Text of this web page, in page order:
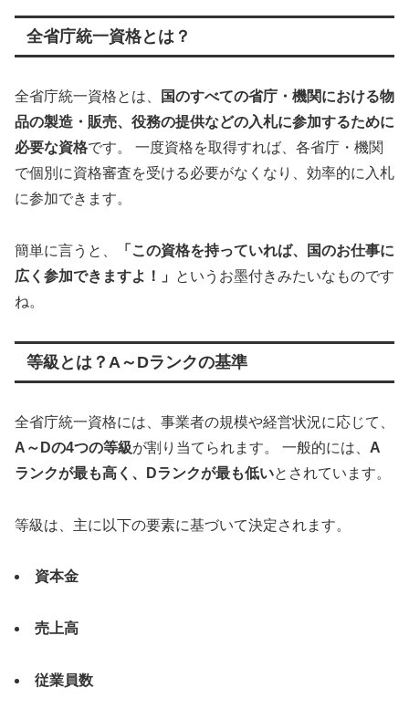
全省庁統一資格とは？
全省庁統一資格とは、
国のすべての省庁・機関における物
品の製造・販売、役務の提供などの入札に参加するために
必要な資格です。 一度資格を取得すれば、各省庁・機関
で個別に資格審査を受ける必要がなくなり、効率的に入札
に参加できます。
簡単に言うと、
「この資格を持っていれば、国のお仕事に
広く参加できますよ！」
というお墨付きみたいなものです
ね。
等級とは？A～Dランクの基準
全省庁統一資格には、事業者の規模や経営状況に応じて、
A～Dの4つの等級が割り当てられます。 一般的には、 A
ランクが最も高く、Dランクが最も低いとされています。
等級は、主に以下の要素に基づいて決定されます。
資本金
売上高
従業員数